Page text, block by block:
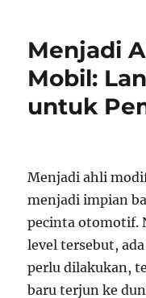
Menjadi
Mobil:
untuk
Menjadi ahli
menjadi impian
pecinta otomotif.
level tersebut,
perlu dilakukan,
baru terjun ke